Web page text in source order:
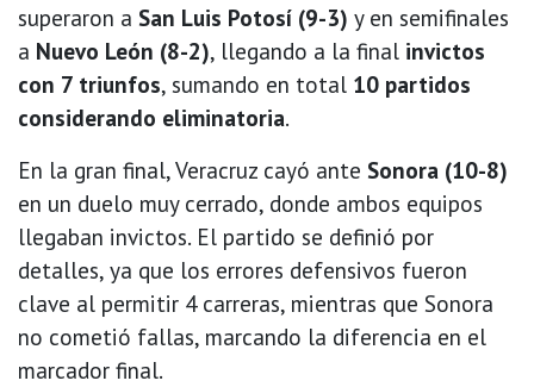
superaron a San Luis Potosí (9-3) y en semifinales
a Nuevo León (8-2), llegando a la final invictos
con 7 triunfos, sumando en total 10 partidos
considerando eliminatoria.
En la gran final, Veracruz cayó ante Sonora (10-8)
en un duelo muy cerrado, donde ambos equipos
llegaban invictos. El partido se definió por
detalles, ya que los errores defensivos fueron
clave al permitir 4 carreras, mientras que Sonora
no cometió fallas, marcando la diferencia en el
marcador final.